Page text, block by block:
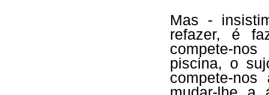
Mas -
refazer, é
compete-
piscina, o
compete-nos